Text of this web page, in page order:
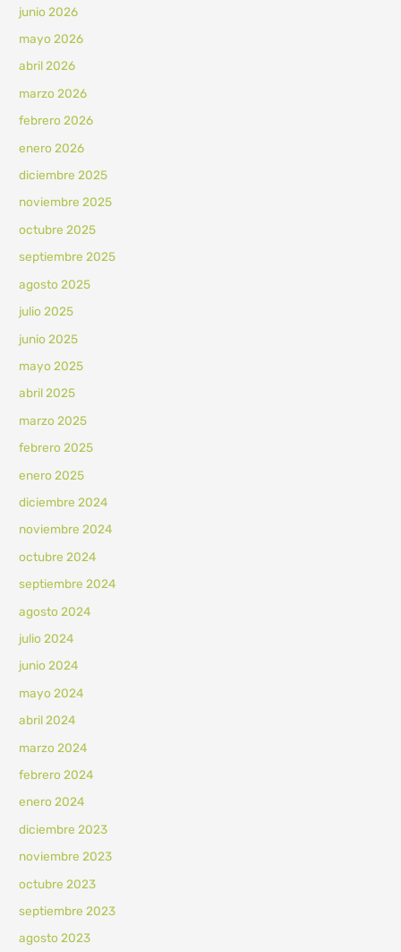
junio 2026
mayo 2026
abril 2026
marzo 2026
febrero 2026
enero 2026
diciembre 2025
noviembre 2025
octubre 2025
septiembre 2025
agosto 2025
julio 2025
junio 2025
mayo 2025
abril 2025
marzo 2025
febrero 2025
enero 2025
diciembre 2024
noviembre 2024
octubre 2024
septiembre 2024
agosto 2024
julio 2024
junio 2024
mayo 2024
abril 2024
marzo 2024
febrero 2024
enero 2024
diciembre 2023
noviembre 2023
octubre 2023
septiembre 2023
agosto 2023